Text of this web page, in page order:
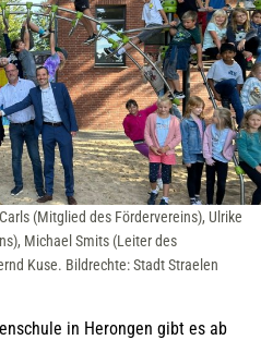
(Mitglied des Fördervereins), Ulrike
Michael Smits (Leiter des
Kuse. Bildrechte: Stadt Straelen
in Herongen gibt es ab